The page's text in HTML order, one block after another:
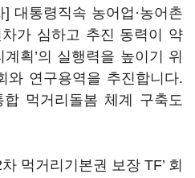
대통령직속 농어업·농어촌
가 심하고 추진 동력이 약
획’의 실행력을 높이기 위
연구용역을 추진합니다.
먹거리돌봄 체계 구축도
먹거리기본권 보장 TF’ 회